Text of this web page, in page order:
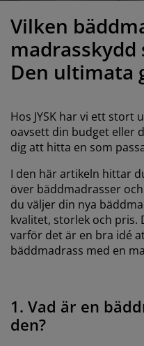
och tillbehör
Vilken
madrasskydd
Den ultimata
Hos JYSK har vi ett stort
oavsett din budget eller
dig att hitta en som
I den här artikeln hittar
över bäddmadrasser
du väljer din nya
kvalitet, storlek och pris.
varför det är en bra idé
bäddmadrass med en
1. Vad är en
den?